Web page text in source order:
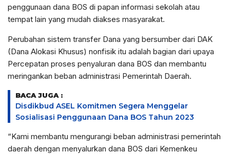
penggunaan dana BOS di papan informasi sekolah atau
tempat lain yang mudah diakses masyarakat.
Perubahan sistem transfer Dana yang bersumber dari DAK
(Dana Alokasi Khusus) nonfisik itu adalah bagian dari upaya
Percepatan proses penyaluran dana BOS dan membantu
meringankan beban administrasi Pemerintah Daerah.
BACA JUGA :
Disdikbud ASEL Komitmen Segera Menggelar
Sosialisasi Penggunaan Dana BOS Tahun 2023
“Kami membantu mengurangi beban administrasi pemerintah
daerah dengan menyalurkan dana BOS dari Kemenkeu